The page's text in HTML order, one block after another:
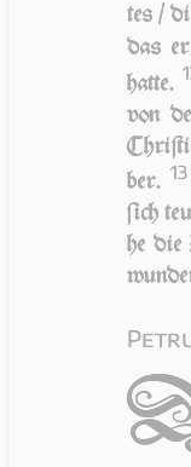
tes /
das
hatte.
von
ber. 13
ſich
he